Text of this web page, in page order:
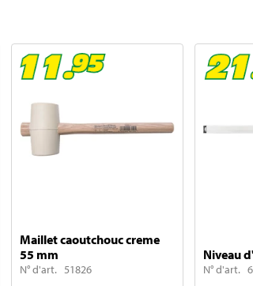
Maillet caoutchouc creme
55 mm
N° d'art. 51826
Niveau
N° d'art.